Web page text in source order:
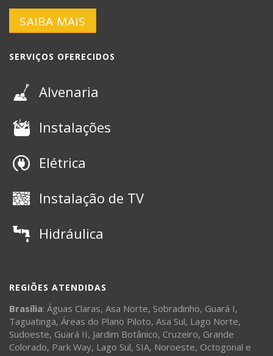
SAIBA MAIS
SERVIÇOS OFERECIDOS
Alvenaria
Instalações
Elétrica
Instalação de TV
Hidráulica
REGIÕES ATENDIDAS
Brasília: Águas Claras, Asa Norte, Sobradinho, Guará I,
Taguatinga, Áreas do Plano Piloto, Asa Sul, Lago Norte,
Sudoeste, Guará II, Jardim Botânico, Cruzeiro, Grande
Colorado, Park Way, Lago Sul, SIA, Noroeste, Octogonal e